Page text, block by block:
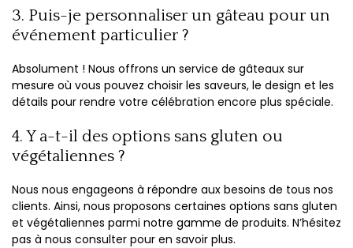
3. Puis-je personnaliser un gâteau pour un
événement particulier ?
Absolument ! Nous offrons un service de gâteaux sur
mesure où vous pouvez choisir les saveurs, le design et les
détails pour rendre votre célébration encore plus spéciale.
4. Y a-t-il des options sans gluten ou
végétaliennes ?
Nous nous engageons à répondre aux besoins de tous nos
clients. Ainsi, nous proposons certaines options sans gluten
et végétaliennes parmi notre gamme de produits. N’hésitez
pas à nous consulter pour en savoir plus.